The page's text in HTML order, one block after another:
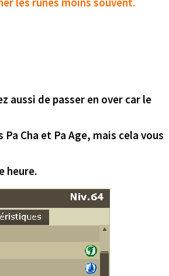
aussi de passer en over car le
Cha et Pa Age, mais cela vous
heure.